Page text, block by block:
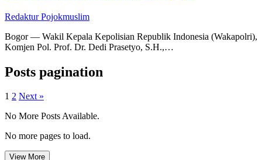
Redaktur Pojokmuslim
Bogor — Wakil Kepala Kepolisian Republik Indonesia (Wakapolri),
Komjen Pol. Prof. Dr. Dedi Prasetyo, S.H.,…
Posts pagination
1 2 Next »
No More Posts Available.
No more pages to load.
View More